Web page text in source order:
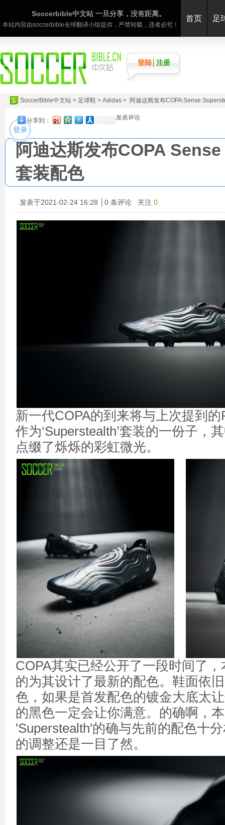
Soccerbible中文站 一旦分享，没有距离。
本站内容由soccerbible全球翻译小组提供，严禁转载，违者必究！
首页 足
登陆│ 注册
SoccerBible中文站 > 足球鞋 > Adidas > 阿迪达斯发布COPA Sense
分享到： 发表评论
阿迪达斯发布COPA
套装配色
发表于2021-02-24 16:28 │ 0 条评论 关注 0
新一代COPA的到来将与上次提到
作为‘Superstealth’套装的一份子，
点缀了烁烁的彩虹微光。
COPA其实已经公开了一段时间了
的为其设计了最新的配色。鞋面依
色，如果是首发配色的镀金大底太
的黑色一定会让你满意。的确啊，
'Superstealth'的确与先前的配色十
的调整还是一目了然。
登录